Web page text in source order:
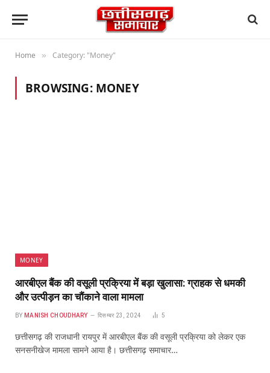
Home » Category: "Money"
BROWSING: MONEY
MONEY
आरबीएल बैंक की वसूली प्रक्रिया में बड़ा खुलासा: ग्राहक से धमकी
और उत्पीड़न का चौंकाने वाला मामला
BY MANISH CHOUDHARY दिसम्बर 23, 2024 5
छत्तीसगढ़ की राजधानी रायपुर में आरबीएल बैंक की वसूली प्रक्रिया को लेकर एक
सनसनीखेज मामला सामने आया है। छत्तीसगढ़ समाचार…